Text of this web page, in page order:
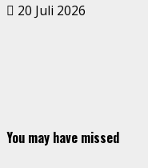
20 Juli 2026
You may have missed